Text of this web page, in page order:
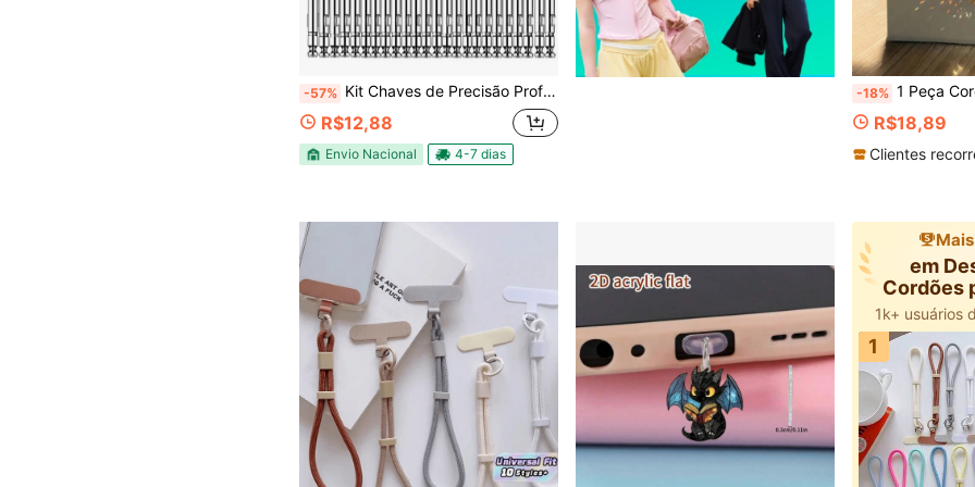
-57% Kit Chaves de Precisão Profissional 25 em 1 Estojo de Couro Ferramentas Celular Notebook Torx Alen Philips Pequena
R$12,88
Envio Nacional 4-7 dias
-18% 1 Peça Cordão de Telefone Retrô com Contas de Cristal Facetado Caramelo, Gradiente Âmbar Marrom, Contas
R$18,89
Clientes
em
Cordões
1k+ usuários
1